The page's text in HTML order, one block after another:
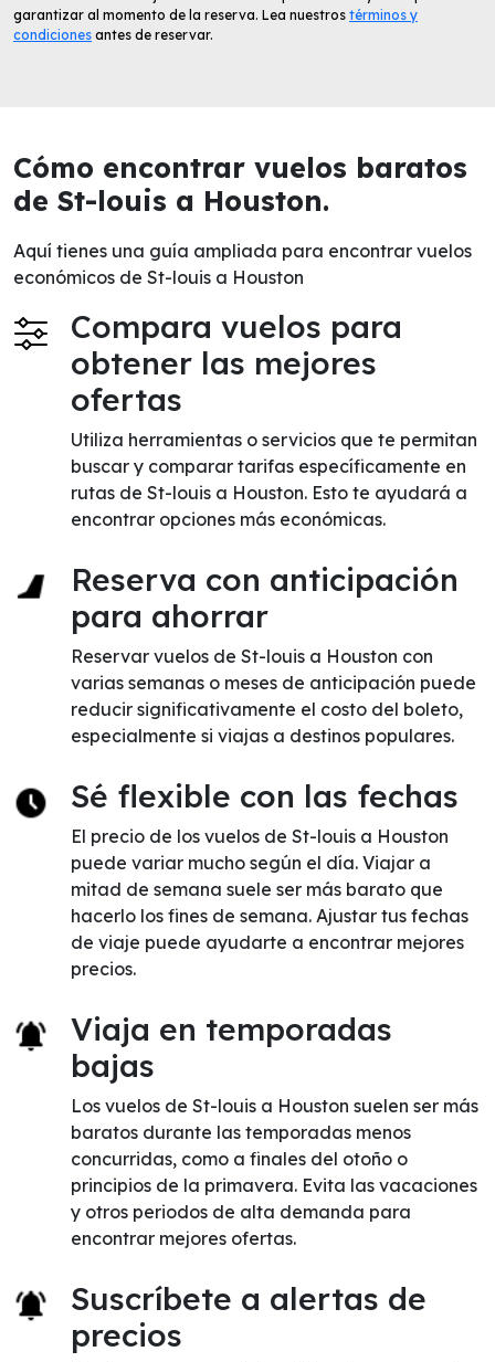
garantizar al momento de la reserva. Lea nuestros términos y
condiciones antes de reservar.
Cómo encontrar vuelos baratos
de St-louis a Houston.
Aquí tienes una guía ampliada para encontrar vuelos
económicos de St-louis a Houston
Compara vuelos para
obtener las mejores
ofertas
Utiliza herramientas o servicios que te permitan
buscar y comparar tarifas específicamente en
rutas de St-louis a Houston. Esto te ayudará a
encontrar opciones más económicas.
Reserva con anticipación
para ahorrar
Reservar vuelos de St-louis a Houston con
varias semanas o meses de anticipación puede
reducir significativamente el costo del boleto,
especialmente si viajas a destinos populares.
Sé flexible con las fechas
El precio de los vuelos de St-louis a Houston
puede variar mucho según el día. Viajar a
mitad de semana suele ser más barato que
hacerlo los fines de semana. Ajustar tus fechas
de viaje puede ayudarte a encontrar mejores
precios.
Viaja en temporadas
bajas
Los vuelos de St-louis a Houston suelen ser más
baratos durante las temporadas menos
concurridas, como a finales del otoño o
principios de la primavera. Evita las vacaciones
y otros periodos de alta demanda para
encontrar mejores ofertas.
Suscríbete a alertas de
precios